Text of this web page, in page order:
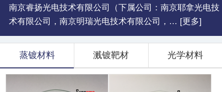
南京睿扬光电技术有限公司（下属公司：南京耶拿光电技
术有限公司，南京明瑞光电技术有限公司，… [更多]
蒸镀材料 溅镀靶材 光学材料